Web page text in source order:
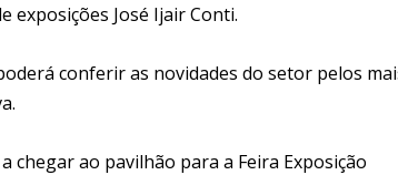
exposições José Ijair Conti.
conferir as novidades do setor pelos
chegar ao pavilhão para a Feira Exposição